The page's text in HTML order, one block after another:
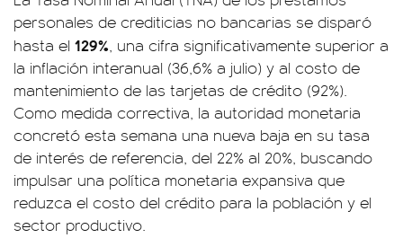
personales de crediticias no bancarias se disparó
hasta el 129%, una cifra significativamente superior a
la inflación interanual (36,6% a julio) y al costo de
mantenimiento de las tarjetas de crédito (92%).
Como medida correctiva, la autoridad monetaria
concretó esta semana una nueva baja en su tasa
de interés de referencia, del 22% al 20%, buscando
impulsar una política monetaria expansiva que
reduzca el costo del crédito para la población y el
sector productivo.